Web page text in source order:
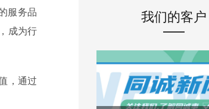
服务品
成为行
，通过
我们的客户